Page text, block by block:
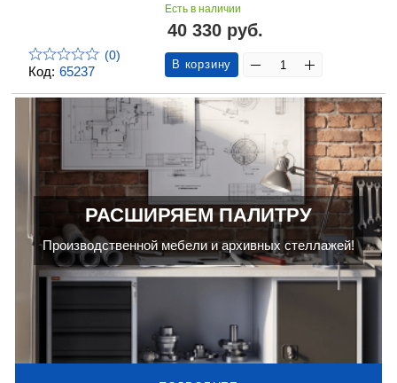
Код: 65237
(0)
Есть в наличии
40 330 руб.
В корзину
РАСШИРЯЕМ ПАЛИТРУ
Производственной мебели и архивных стеллажей!